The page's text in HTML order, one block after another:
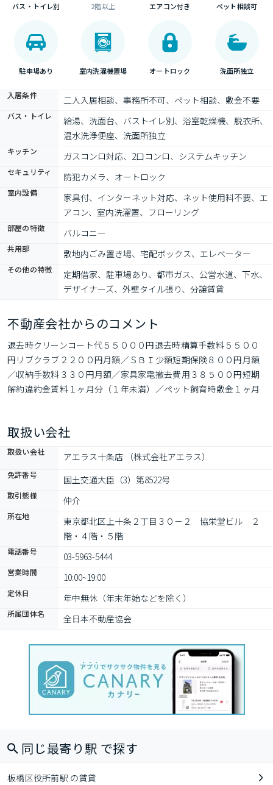
バス・トイレ別 2階以上 エアコン付き ペット相談可
駐車場あり 室内洗濯機置場 オートロック 洗面所独立
入居条件 二人入居相談、事務所不可、ペット相談、敷金不要
バス・トイレ
給湯、洗面台、バストイレ別、浴室乾燥機、脱衣所、
温水洗浄便座、洗面所独立
キッチン ガスコンロ対応、2口コンロ、システムキッチン
セキュリティ 防犯カメラ、オートロック
室内設備
家具付、インターネット対応、ネット使用料不要、エ
アコン、室内洗濯置、フローリング
部屋の特徴 バルコニー
共用部 敷地内ごみ置き場、宅配ボックス、エレベーター
その他の特徴
定期借家、駐車場あり、都市ガス、公営水道、下水、
デザイナーズ、外壁タイル張り、分譲賃貸
不動産会社からのコメント
退去時クリーンコート代５５０００円退去時精算手数料５５００
円リブクラブ２２００円月額／ＳＢＩ少額短期保険８００円月額
／収納手数料３３０円月額／家具家電撤去費用３８５００円短期
解約違約金賃料１ヶ月分（１年未満）／ペット飼育時敷金１ヶ月
取扱い会社
取扱い会社 アエラス十条店 （株式会社アエラス）
免許番号 国土交通大臣（3）第8522号
取引態様 仲介
所在地
東京都北区上十条２丁目３０－２　協栄堂ビル　２
階・４階・５階
電話番号 03-5963-5444
営業時間 10:00~19:00
定休日 年中無休（年末年始などを除く）
所属団体名 全日本不動産協会
同じ最寄り駅 で探す
板橋区役所前駅 の賃貸